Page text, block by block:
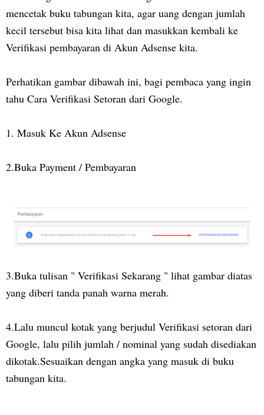
mencetak buku tabungan kita, agar uang dengan jumlah
kecil tersebut bisa kita lihat dan masukkan kembali ke
Verifikasi pembayaran di Akun Adsense kita.
Perhatikan gambar dibawah ini, bagi pembaca yang ingin
tahu Cara Verifikasi Setoran dari Google.
1. Masuk Ke Akun Adsense
2.Buka Payment / Pembayaran
3.Buka tulisan " Verifikasi Sekarang " lihat gambar diatas
yang diberi tanda panah warna merah.
4.Lalu muncul kotak yang berjudul Verifikasi setoran dari
Google, lalu pilih jumlah / nominal yang sudah disediakan
dikotak.Sesuaikan dengan angka yang masuk di buku
tabungan kita.